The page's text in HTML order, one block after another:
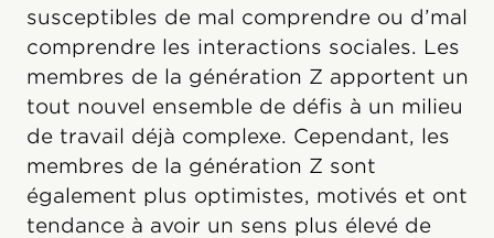
susceptibles de mal comprendre ou d’mal
comprendre les interactions sociales. Les
membres de la génération Z apportent un
tout nouvel ensemble de défis à un milieu
de travail déjà complexe. Cependant, les
membres de la génération Z sont
également plus optimistes, motivés et ont
tendance à avoir un sens plus élevé de